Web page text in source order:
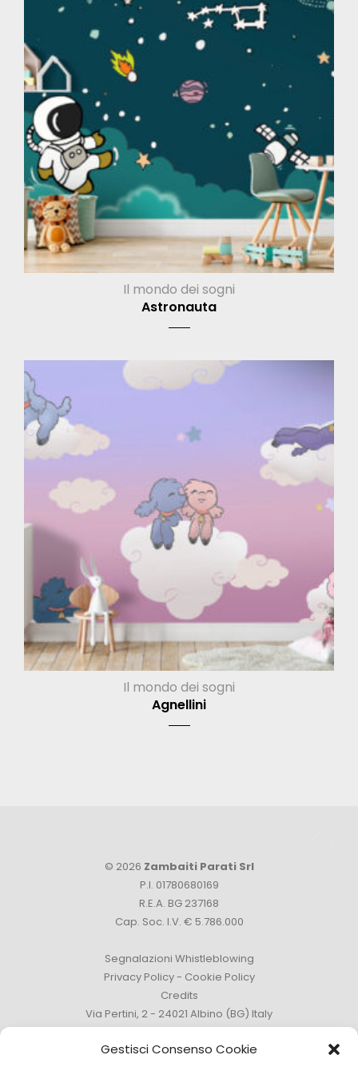
Gestisci Consenso Cookie
Il mondo dei sogni
Astronauta
Il mondo dei sogni
Agnellini
© 2026 Zambaiti Parati Srl
P.I. 01780680169
R.E.A. BG 237168
Cap. Soc. I.V. € 5.786.000
Segnalazioni Whistleblowing
Privacy Policy- Cookie Policy
Credits
Via Pertini, 2 - 24021 Albino (BG) Italy
Tel. +39 035 759111 -info@zambaitiparati.com